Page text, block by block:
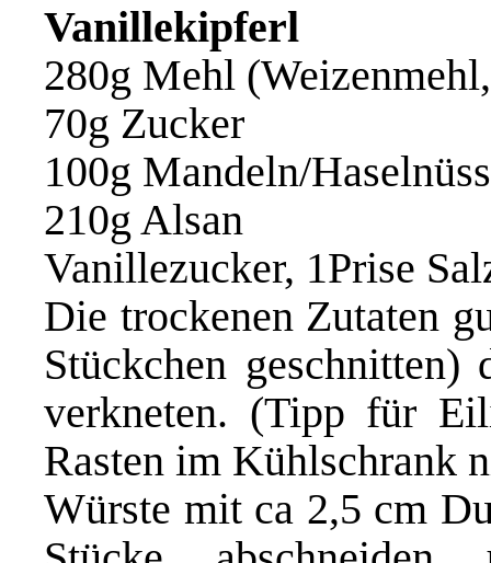
Vanillekipferl
280g Mehl
70g Zucker
100g Mandeln/
210g Alsan
Vanillezucker, 1Prise
Die trockenen Zutaten
Stückchen geschnitten)
verkneten. (Tipp für
Rasten im Kühlschrank
Würste mit ca 2,5 cm